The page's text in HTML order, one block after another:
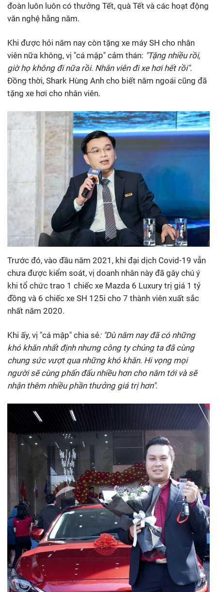
đoàn luôn luôn có thưởng Tết, quà Tết và các hoạt động
văn nghệ hằng năm.
Khi được hỏi năm nay còn tặng xe máy SH cho nhân
viên nữa không, vị "cá mập" cảm thán: "Tặng nhiều rồi,
giờ họ không đi nữa rồi. Nhân viên đi xe hơi hết rồi".
Đồng thời, Shark Hùng Anh cho biết năm ngoái cũng đã
tặng xe hơi cho nhân viên.
Trước đó, vào đầu năm 2021, khi đại dịch Covid-19 vẫn
chưa được kiểm soát, vị doanh nhân này đã gây chú ý
khi tổ chức trao 1 chiếc xe Mazda 6 Luxury trị giá 1 tỷ
đồng và 6 chiếc xe SH 125i cho 7 thành viên xuất sắc
nhất năm 2020.
Khi ấy, vị "cá mập" chia sẻ: "Dù năm nay đã có những
khó khăn nhất định nhưng công ty chúng ta đã cùng
chung sức vượt qua những khó khăn. Hi vọng mọi
người sẽ cùng phấn đấu nhiều hơn cho năm tới và sẽ
nhận thêm nhiều phần thưởng giá trị hơn".